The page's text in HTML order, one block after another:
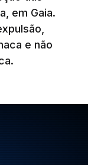
em Gaia.
e não